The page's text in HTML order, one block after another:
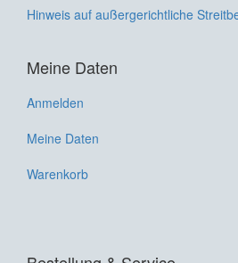
Hinweis auf außergerichtliche
Meine Daten
Anmelden
Meine Daten
Warenkorb